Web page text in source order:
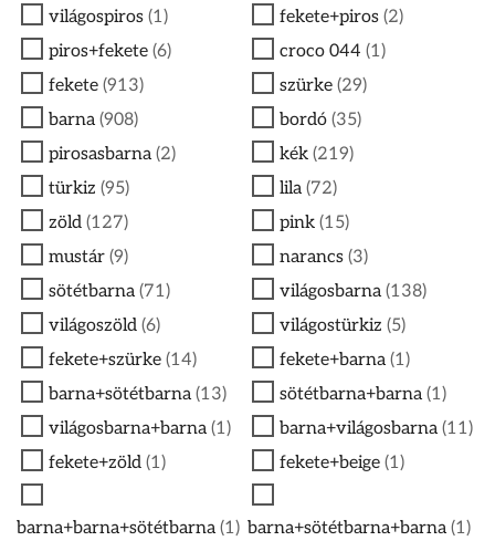
világospiros (1) fekete+piros (2)
piros+fekete (6) croco 044 (1)
fekete (913) szürke (29)
barna (908) bordó (35)
pirosasbarna (2) kék (219)
türkiz (95) lila (72)
zöld (127) pink (15)
mustár (9) narancs (3)
sötétbarna (71) világosbarna (138)
világoszöld (6) világostürkiz (5)
fekete+szürke (14) fekete+barna (1)
barna+sötétbarna (13) sötétbarna+barna (1)
világosbarna+barna (1) barna+világosbarna (11)
fekete+zöld (1) fekete+beige (1)
barna+barna+sötétbarna (1) barna+sötétbarna+barna (1)